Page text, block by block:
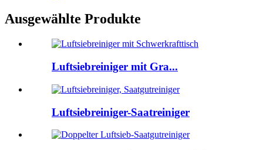
Ausgewählte Produkte
Luftsiebreiniger mit Gra...
Luftsiebreiniger-Saatreiniger